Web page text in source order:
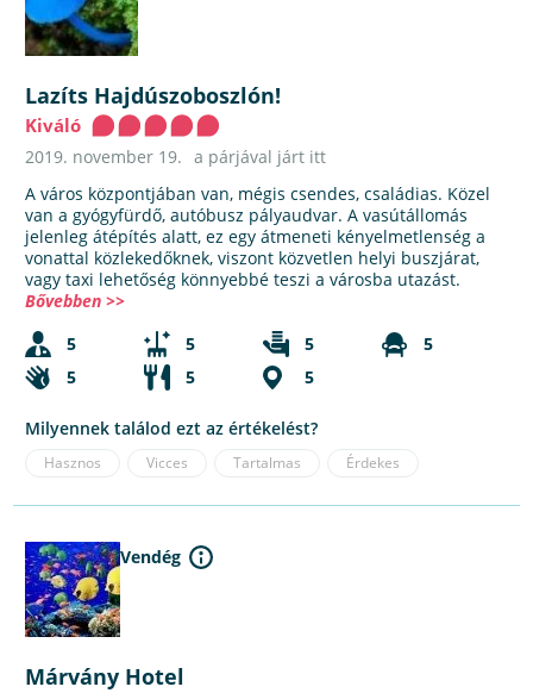
Lazíts Hajdúszoboszlón!
Kiváló
2019. november 19. a párjával járt itt
A város központjában van, mégis csendes, családias. Közel
van a gyógyfürdő, autóbusz pályaudvar. A vasútállomás
jelenleg átépítés alatt, ez egy átmeneti kényelmetlenség a
vonattal közlekedőknek, viszont közvetlen helyi buszjárat,
vagy taxi lehetőség könnyebbé teszi a városba utazást.
Bővebben >>
5
5 5
5
5
5 5
Milyennek találod ezt az értékelést?
Hasznos Vicces Tartalmas Érdekes
Vendég
Márvány Hotel